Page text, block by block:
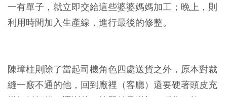
一有單子，就立即交給這些婆婆媽媽加工；晚上，則
利用時間加入生產線，進行最後的修整。
陳璋柱則除了當起司機角色四處送貨之外，原本對裁
縫一竅不通的他，回到廠裡（客廳）還要硬著頭皮充